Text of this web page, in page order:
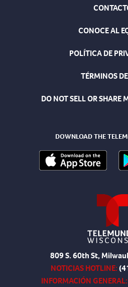
CONOCE AL
POLÍTICA DE
TÉRMINOS
DO NOT SELL OR SHARE
DOWNLOAD THE
809 S. 60th St,
NOTICIAS HOTLINE:
INFORMACIÓN GENERAL: